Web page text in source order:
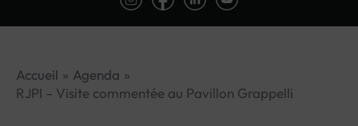
Accueil
Agenda
RJPI – Visite commentée au Pavillon Grappelli